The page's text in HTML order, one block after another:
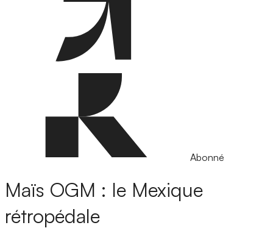
Abonné
Maïs OGM : le Mexique
rétropédale